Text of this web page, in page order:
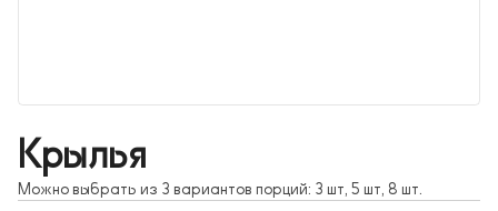
Крылья
Можно выбрать из 3 вариантов порций: 3 шт, 5 шт, 8 шт.